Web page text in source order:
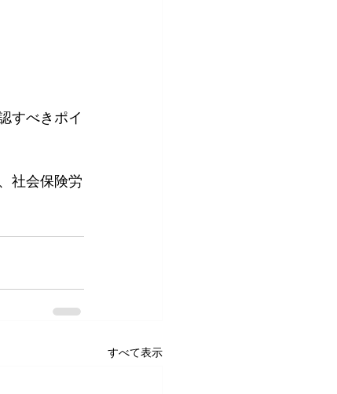
すべきポイ
社会保険労
すべて表示